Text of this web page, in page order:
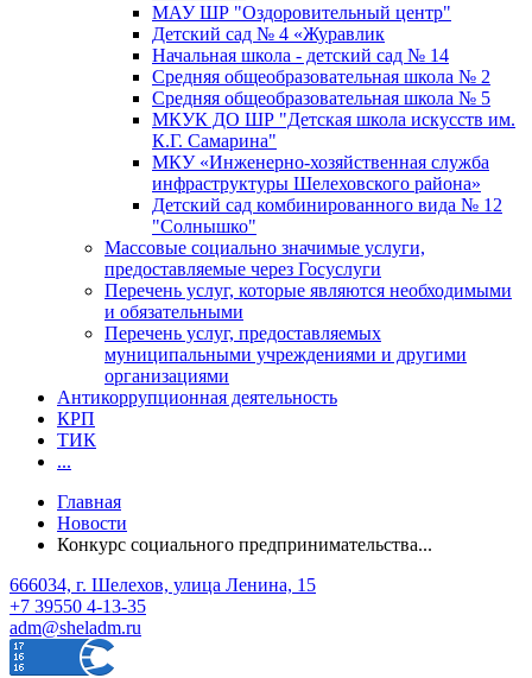
МАУ ШР "Оздоровительный центр"
Детский сад № 4 «Журавлик
Начальная школа - детский сад № 14
Средняя общеобразовательная школа № 2
Средняя общеобразовательная школа № 5
МКУК ДО ШР "Детская школа искусств им.
К.Г. Самарина"
МКУ «Инженерно-хозяйственная служба
инфраструктуры Шелеховского района»
Детский сад комбинированного вида № 12
"Солнышко"
Массовые социально значимые услуги,
предоставляемые через Госуслуги
Перечень услуг, которые являются необходимыми
и обязательными
Перечень услуг, предоставляемых
муниципальными учреждениями и другими
организациями
Антикоррупционная деятельность
КРП
ТИК
...
Главная
Новости
Конкурс социального предпринимательства...
666034, г. Шелехов, улица Ленина, 15
+7 39550 4-13-35
adm@sheladm.ru